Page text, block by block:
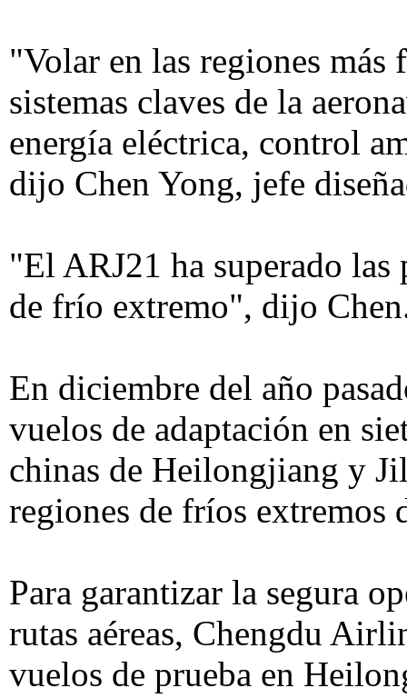
"Volar en las regiones
sistemas claves de la
energía eléctrica, control
dijo Chen Yong, jefe
"El ARJ21 ha superado
de frío extremo", dijo
En diciembre del año
vuelos de adaptación en
chinas de Heilongjiang y
regiones de fríos extremos
Para garantizar la segura
rutas aéreas, Chengdu
vuelos de prueba en